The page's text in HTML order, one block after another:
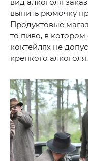
выпить рюмочку
Продуктовые
то пиво, в котором
коктейлях не
крепкого алкоголя.